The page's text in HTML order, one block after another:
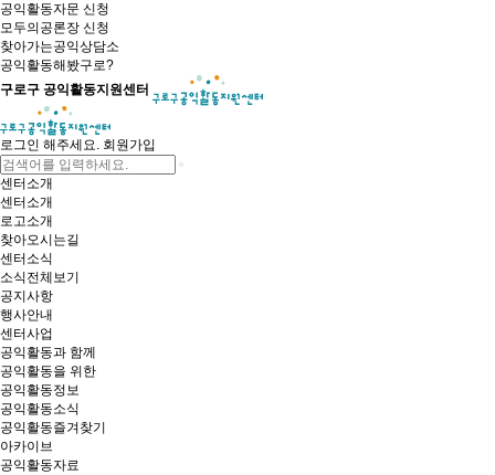
공익활동자문 신청
모두의공론장 신청
찾아가는공익상담소
공익활동해봤구로?
구로구 공익활동지원센터
로그인 해주세요. 회원가입
센터소개
센터소개
로고소개
찾아오시는길
센터소식
소식전체보기
공지사항
행사안내
센터사업
공익활동과 함께
공익활동을 위한
공익활동정보
공익활동소식
공익활동즐겨찾기
아카이브
공익활동자료